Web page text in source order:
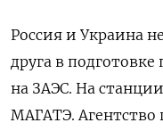
Россия и Украина
друга в
на ЗАЭС. На
МАГАТЭ. Агентство